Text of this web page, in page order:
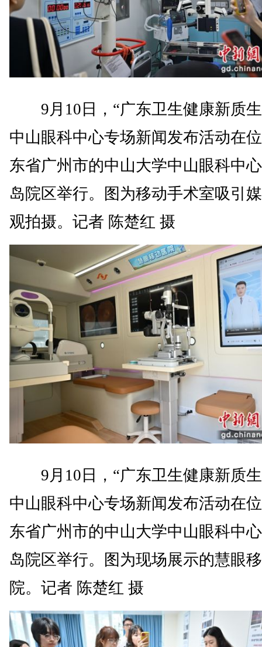
9月10日，“广东卫生健康新质生
中山眼科中心专场新闻发布活动在
东省广州市的中山大学中山眼科中
岛院区举行。图为移动手术室吸引
观拍摄。记者 陈楚红 摄
9月10日，“广东卫生健康新质生
中山眼科中心专场新闻发布活动在
东省广州市的中山大学中山眼科中
岛院区举行。图为现场展示的慧眼
院。记者 陈楚红 摄